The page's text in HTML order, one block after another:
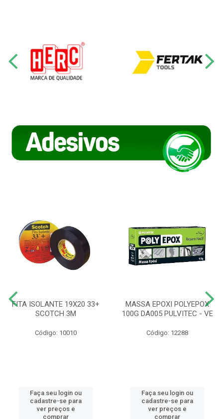
FITA ISOLANTE 19X20 33+
SCOTCH 3M
Código: 10010
Faça seu login ou
cadastre-se para
ver preços e
comprar
MASSA EPOXI POLYEPOX
100G DA005 PULVITEC - VE
Código: 12288
Faça seu login ou
cadastre-se para
ver preços e
comprar